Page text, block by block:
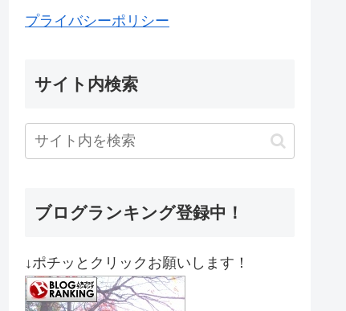
プライバシーポリシー
サイト内検索
ブログランキング登録中！
↓ポチッとクリックお願いします！